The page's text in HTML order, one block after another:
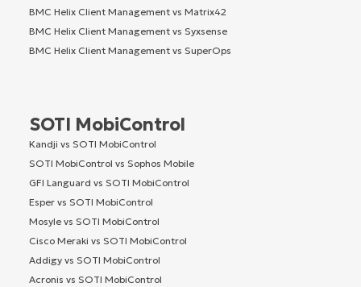
BMC Helix Client Management vs Matrix42
BMC Helix Client Management vs Syxsense
BMC Helix Client Management vs SuperOps
SOTI MobiControl
Kandji vs SOTI MobiControl
SOTI MobiControl vs Sophos Mobile
GFI Languard vs SOTI MobiControl
Esper vs SOTI MobiControl
Mosyle vs SOTI MobiControl
Cisco Meraki vs SOTI MobiControl
Addigy vs SOTI MobiControl
Acronis vs SOTI MobiControl